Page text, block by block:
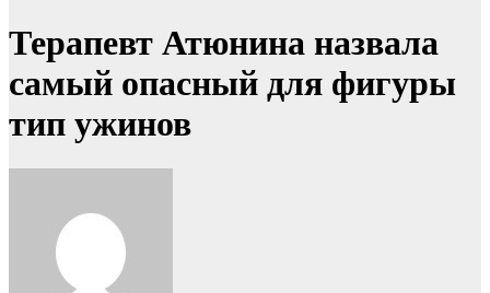
Терапевт Атюнина назвала
самый опасный для фигуры
тип ужинов